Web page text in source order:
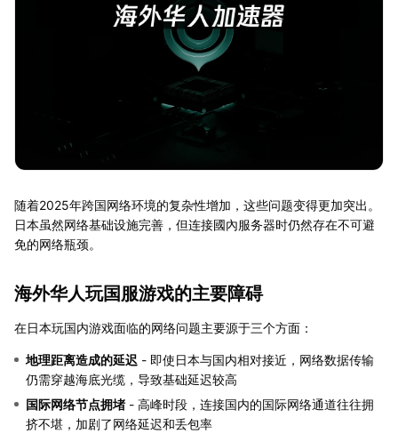
随着2025年跨国网络环境的复杂性增加，这些问题变得更加突出。
日本虽然网络基础设施完善，但连接國內服务器时仍然存在不可避
免的网络瓶颈。
海外华人玩国服游戏的主要障碍
在日本玩国内游戏面临的网络问题主要源于三个方面：
地理距离造成的延迟 - 即使日本与国内相对接近，网络数据传输
仍需穿越海底光缆，导致基础延迟较高
国际网络节点拥堵 - 高峰时段，连接国内的国际网络通道往往拥
挤不堪，加剧了网络延迟和丢包率